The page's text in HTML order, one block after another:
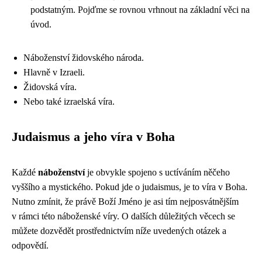
podstatným. Pojďme se rovnou vrhnout na základní věci na
úvod.
Náboženství židovského národa.
Hlavně v Izraeli.
Židovská víra.
Nebo také izraelská víra.
Judaismus a jeho víra v Boha
Každé náboženstvíje obvykle spojeno s uctíváním něčeho
vyššího a mystického. Pokud jde o judaismus, je to víra v Boha.
Nutno zmínit, že právě Boží Jméno je asi tím nejposvátnějším
v rámci této náboženské víry. O dalších důležitých věcech se
můžete dozvědět prostřednictvím níže uvedených otázek a
odpovědí.